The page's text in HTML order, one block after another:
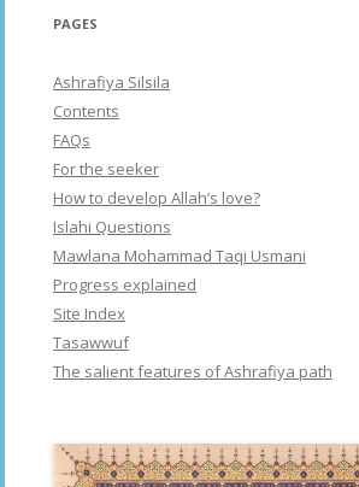
PAGES
Ashrafiya Silsila
Contents
FAQs
For the seeker
How to develop Allah’s love?
Islahi Questions
Mawlana Mohammad Taqi Usmani
Progress explained
Site Index
Tasawwuf
The salient features of Ashrafiya path